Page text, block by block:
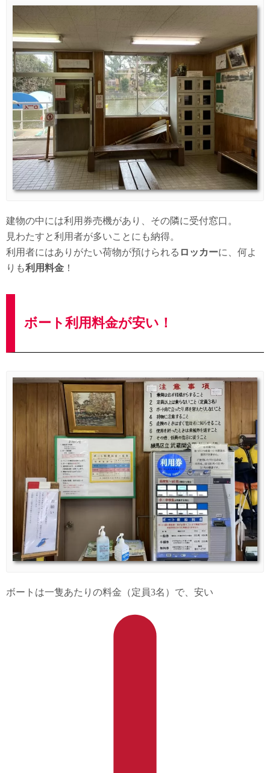
建物の中には利用券売機があり、その隣に受付窓口。
見わたすと利用者が多いことにも納得。
利用者にはありがたい荷物が預けられる ロッカーに、何よ
りも利用料金 ！
ボート利用料金が安い！
ボートは一隻あたりの料金（定員3名）で、安い